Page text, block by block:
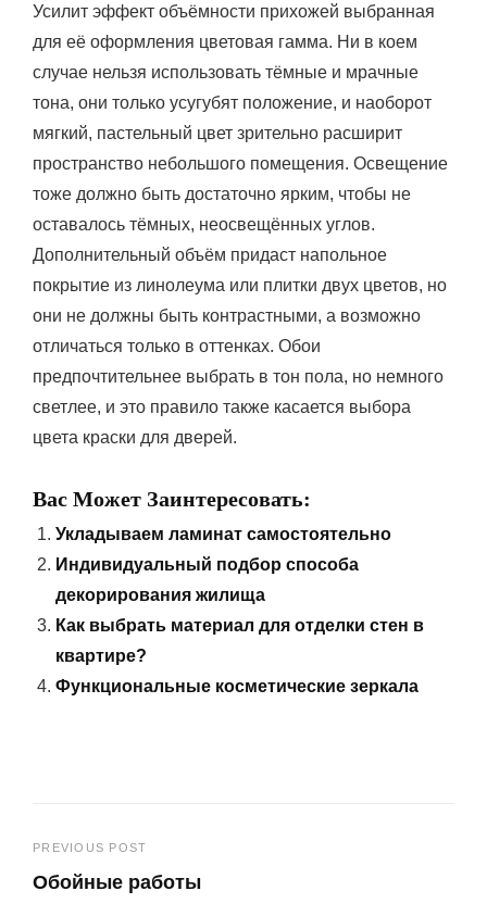
Усилит эффект объёмности прихожей выбранная
для её оформления цветовая гамма. Ни в коем
случае нельзя использовать тёмные и мрачные
тона, они только усугубят положение, и наоборот
мягкий, пастельный цвет зрительно расширит
пространство небольшого помещения. Освещение
тоже должно быть достаточно ярким, чтобы не
оставалось тёмных, неосвещённых углов.
Дополнительный объём придаст напольное
покрытие из линолеума или плитки двух цветов, но
они не должны быть контрастными, а возможно
отличаться только в оттенках. Обои
предпочтительнее выбрать в тон пола, но немного
светлее, и это правило также касается выбора
цвета краски для дверей.
Вас Может Заинтересовать:
Укладываем ламинат самостоятельно
Индивидуальный подбор способа
декорирования жилища
Как выбрать материал для отделки стен в
квартире?
Функциональные косметические зеркала
Навигация
по
PREVIOUS POST
Обойные работы